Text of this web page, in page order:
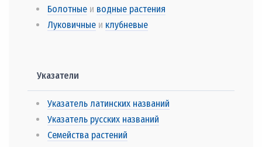
Болотныеи водные растения
Луковичныеи клубневые
Указатели
Указатель латинских названий
Указатель русских названий
Семейства растений